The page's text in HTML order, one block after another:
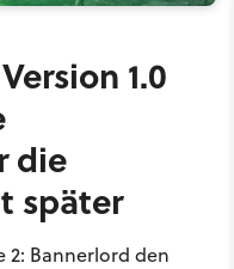
1.0
die
später
2: Bannerlord den